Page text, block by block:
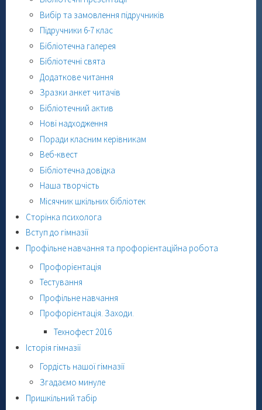
Вибір та замовлення підручників
Підручники 6-7 клас
Бібліотечна галерея
Бібліотечні свята
Додаткове читання
Зразки анкет читачів
Бібліотечний актив
Нові надходження
Поради класним керівникам
Веб-квест
Бібліотечна довідка
Наша творчість
Місячник шкільних бібліотек
Сторінка психолога
Вступ до гімназії
Профільне навчання та профорієнтаційна робота
Профорієнтація
Тестування
Профільне навчання
Профорієнтація. Заходи.
Технофест 2016
Історія гімназії
Гордість нашої гімназії
Згадаємо минуле
Пришкільний табір